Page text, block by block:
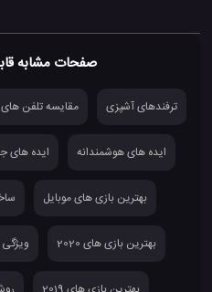
صفحات مشابه
ترفندهای آشپزی مقایسه تلفن های
ایده های هوشمندانه ایده های
بهترین بازی های موبایل
بهترین بازی های 2020 ویژگی